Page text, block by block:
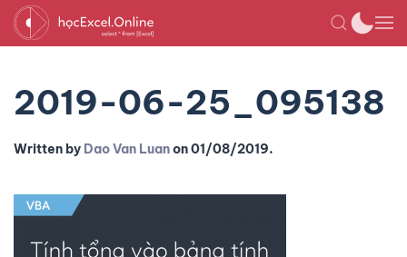
2019-06-25_095138
Written by Dao Van Luanon01/08/2019.